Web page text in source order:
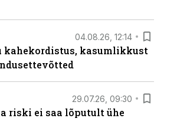
04.08.26, 12:14
kahekordistus, kasumlikkust
29.07.26, 09:30
riski ei saa lõputult ühe